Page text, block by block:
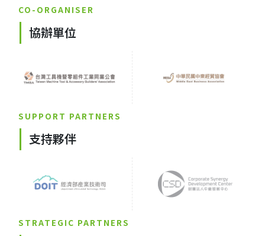
CO-ORGANISER
協辦單位
SUPPORT PARTNERS
支持夥伴
STRATEGIC PARTNERS